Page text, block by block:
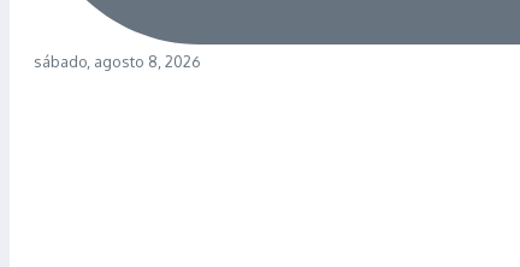
sábado, agosto 8, 2026